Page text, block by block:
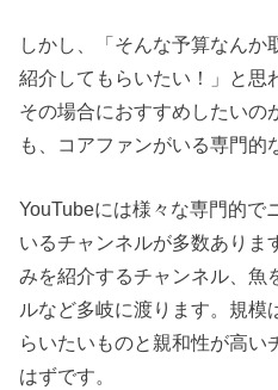
しかし、「そんな予算なんか
紹介してもらいたい！」と思
その場合におすすめしたいの
も、コアファンがいる専門的
YouTubeには様々な専門的で
いるチャンネルが多数ありま
みを紹介するチャンネル、魚
ルなど多岐に渡ります。規模
らいたいものと親和性が高い
はずです。